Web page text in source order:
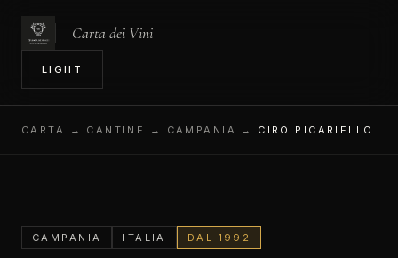
Carta dei Vini
LIGHT
CARTA → CANTINE → CAMPANIA → CIRO PICARIELLO
CAMPANIA ITALIA DAL 1992